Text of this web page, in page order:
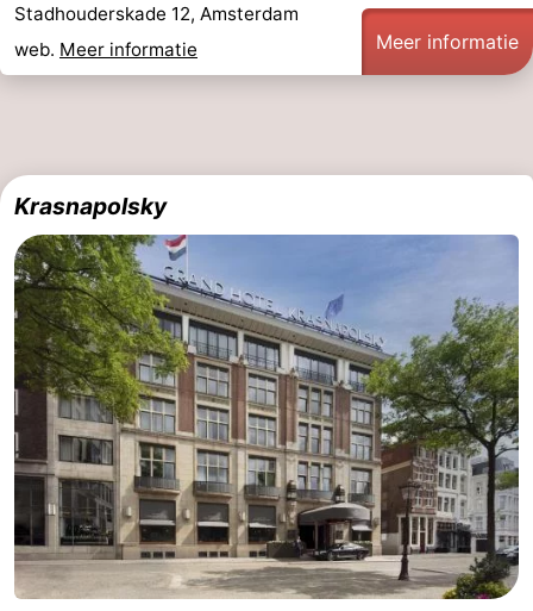
Stadhouderskade 12, Amsterdam
web. Meer informatie Meer informatie
Krasnapolsky